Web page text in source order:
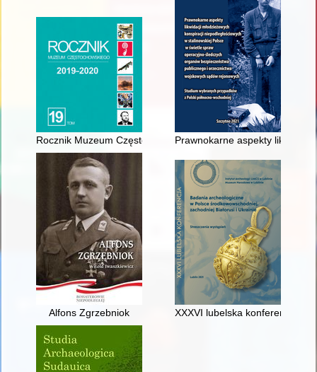
Rocznik Muzeum Częstochowskiego. T. 19 (2019/2020)
Prawnokarne aspekty
Alfons Zgrzebniok XXXVI lubelska konferencja